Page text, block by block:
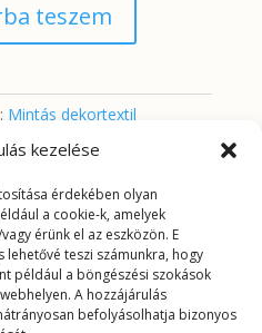
kezelése
érdekében olyan
a cookie-k, amelyek
érünk el az eszközön. E
teszi számunkra, hogy
például a böngészési szokások
A hozzájárulás
befolyásolhatja bizonyos
teszem
Mintás dekortextil